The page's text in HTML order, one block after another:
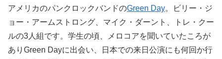
アメリカのパンクロックバンドのGreen Day。ビリー・ジ
ョー・アームストロング、マイク・ダーント、トレ・クー
ルの3人組です。学生の頃、メロコアを聞いていたころが
ありGreen Dayに出会い、日本での来日公演にも何回か行